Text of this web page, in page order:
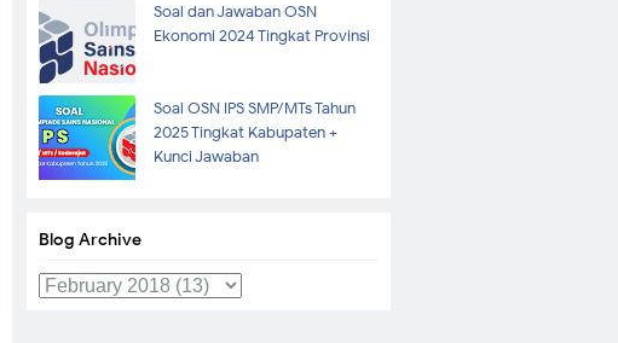
Soal dan Jawaban OSN
Ekonomi 2024 Tingkat Provinsi
Soal OSN IPS SMP/MTs Tahun
2025 Tingkat Kabupaten +
Kunci Jawaban
Blog Archive